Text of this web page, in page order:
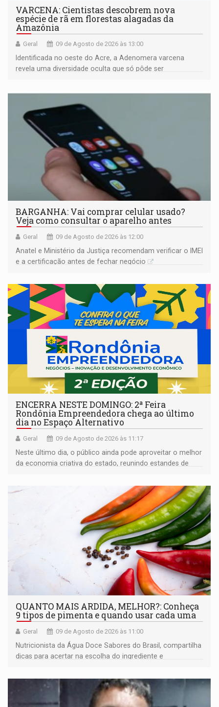
VARCENA: Cientistas descobrem nova
espécie de rã em florestas alagadas da
Amazônia
Geral 09 de Agosto de 2026 às 13:00
Identificada no oeste do Acre, a Adenomera varcena
revela uma diversidade oculta que só pôde ser
BARGANHA: Vai comprar celular usado?
Veja como consultar o aparelho antes
Geral 09 de Agosto de 2026 às 12:00
Anatel e Ministério da Justiça recomendam verificar o IMEI
e a certificação antes de fechar negócio
ENCERRA NESTE DOMINGO: 2ª Feira
Rondônia Empreendedora chega ao último
dia no Espaço Alternativo
Geral 09 de Agosto de 2026 às 11:17
Neste último dia, o público ainda pode aproveitar o melhor
da economia criativa do estado, reunindo estandes de
QUANTO MAIS ARDIDA, MELHOR?: Conheça
9 tipos de pimenta e quando usar cada uma
Geral 09 de Agosto de 2026 às 11:00
Nutricionista da Água Doce Sabores do Brasil, compartilha
dicas para acertar na escolha do ingrediente e